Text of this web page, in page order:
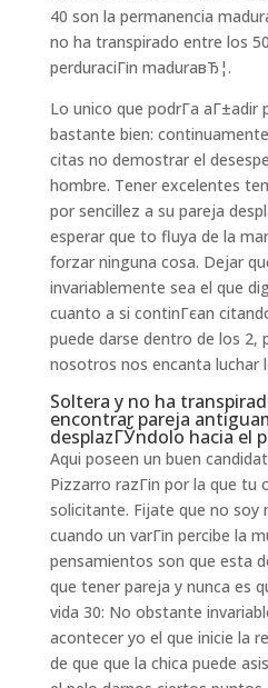
40 son la permanencia
no ha transpirado entre los
perduraciГіn maduraвЂ¦.
Lo unico que podrГ­a aГ±adir
bastante bien:
citas no demostrar el
hombre. Tener excelentes
por sencillez a su pareja
esperar que to fluya de la
forzar ninguna cosa. Dejar
invariablemente sea el que
cuanto a si continГєan
puede darse dentro de los 2,
nosotros nos encanta luchar
Soltera y no ha
encontrar pareja
desplazГЎndolo hacia el
Aqui poseen un buen
Pizzarro razГіn por la que
solicitante. Fijate que no soy
cuando un varГіn percibe la
pensamientos son que esta
que tener pareja y nunca es
vida 30: No obstante
acontecer yo el que inicie la
de que que la chica puede